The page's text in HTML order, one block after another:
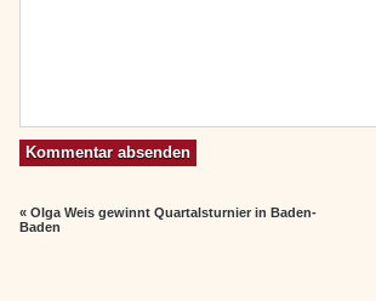
«Olga Weis gewinnt Quartalsturnier in Baden-
Baden